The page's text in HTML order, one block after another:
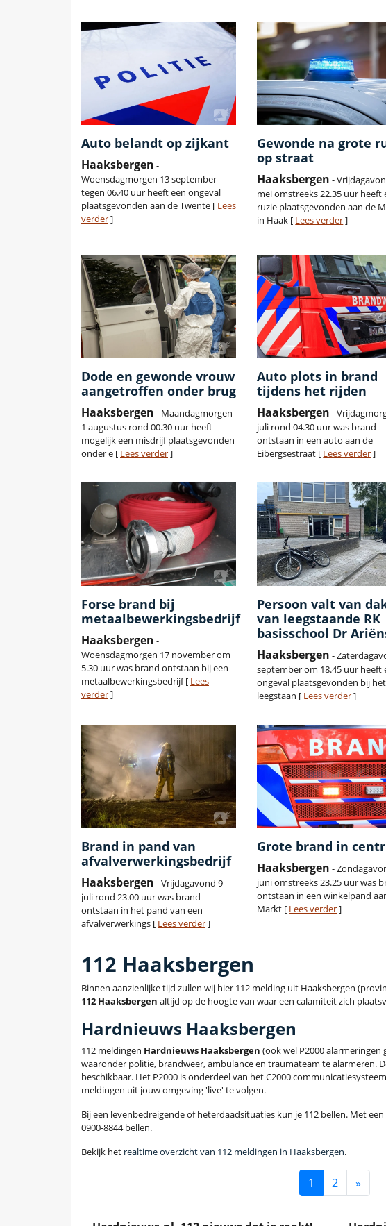
Auto belandt op zijkant
Haaksbergen -
Woensdagmorgen 13 september
tegen 06.40 uur heeft een ongeval
plaatsgevonden aan de Twente [ Lees
verder]
Gewonde na grote
op straat
Haaksbergen -
mei omstreeks 22.35 uur heeft
ruzie plaatsgevonden aan de
in Haak [ Lees verder]
Dode en gewonde vrouw
aangetroffen onder brug
Haaksbergen - Maandagmorgen
1 augustus rond 00.30 uur heeft
mogelijk een misdrijf plaatsgevonden
onder e [ Lees verder]
Auto plots in brand
tijdens het rijden
Haaksbergen -
juli rond 04.30 uur was brand
ontstaan in een auto aan de
Eibergsestraat [ Lees verder]
Forse brand bij
metaalbewerkingsbedrijf
Haaksbergen -
Woensdagmorgen 17 november om
5.30 uur was brand ontstaan bij een
metaalbewerkingsbedrijf [ Lees
verder]
Persoon valt van
van leegstaande RK
basisschool Dr
Haaksbergen -
september om 18.45 uur heeft
ongeval plaatsgevonden bij het
leegstaan [ Lees verder]
Brand in pand van
afvalverwerkingsbedrijf
Haaksbergen - Vrijdagavond 9
juli rond 23.00 uur was brand
ontstaan in het pand van een
afvalverwerkings [ Lees verder]
Grote brand in
Haaksbergen -
juni omstreeks 23.25 uur was
ontstaan in een winkelpand
Markt [ Lees verder]
112 Haaksbergen
Binnen aanzienlijke tijd zullen wij hier 112 melding uit Haaksbergen
112 Haaksbergen altijd op de hoogte van waar een calamiteit zich
Hardnieuws Haaksbergen
112 meldingen Hardnieuws Haaksbergen (ook wel P2000
waaronder politie, brandweer, ambulance en traumateam te alarmeren.
beschikbaar. Het P2000 is onderdeel van het C2000
meldingen uit jouw omgeving 'live' te volgen.
Bij een levenbedreigende of heterdaadsituaties kun je 112 bellen. Met
0900-8844 bellen.
Bekijk het realtime overzicht van 112 meldingen in Haaksbergen.
1 2 »